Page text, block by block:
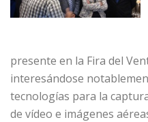
presente en la Fira del
interesándose
tecnologías para la
de vídeo e imágenes